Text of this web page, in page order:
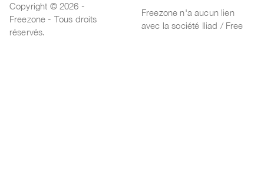
Copyright © 2026 -
Freezone - Tous droits
réservés.
Freezone n'a aucun lien
avec la société Iliad / Free